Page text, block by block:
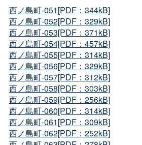
西ノ島町-051[PDF：344kB]
西ノ島町-052[PDF：329kB]
西ノ島町-053[PDF：371kB]
西ノ島町-054[PDF：457kB]
西ノ島町-055[PDF：314kB]
西ノ島町-056[PDF：329kB]
西ノ島町-057[PDF：312kB]
西ノ島町-058[PDF：303kB]
西ノ島町-059[PDF：256kB]
西ノ島町-060[PDF：314kB]
西ノ島町-061[PDF：309kB]
西ノ島町-062[PDF：252kB]